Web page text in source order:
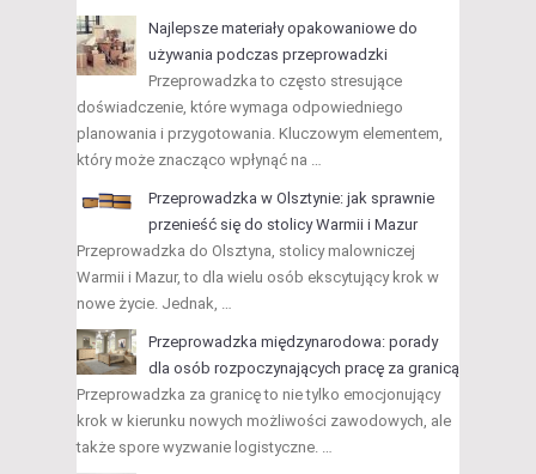
Najlepsze materiały opakowaniowe do
używania podczas przeprowadzki
Przeprowadzka to często stresujące
doświadczenie, które wymaga odpowiedniego
planowania i przygotowania. Kluczowym elementem,
który może znacząco wpłynąć na …
Przeprowadzka w Olsztynie: jak sprawnie
przenieść się do stolicy Warmii i Mazur
Przeprowadzka do Olsztyna, stolicy malowniczej
Warmii i Mazur, to dla wielu osób ekscytujący krok w
nowe życie. Jednak, …
Przeprowadzka międzynarodowa: porady
dla osób rozpoczynających pracę za granicą
Przeprowadzka za granicę to nie tylko emocjonujący
krok w kierunku nowych możliwości zawodowych, ale
także spore wyzwanie logistyczne. …